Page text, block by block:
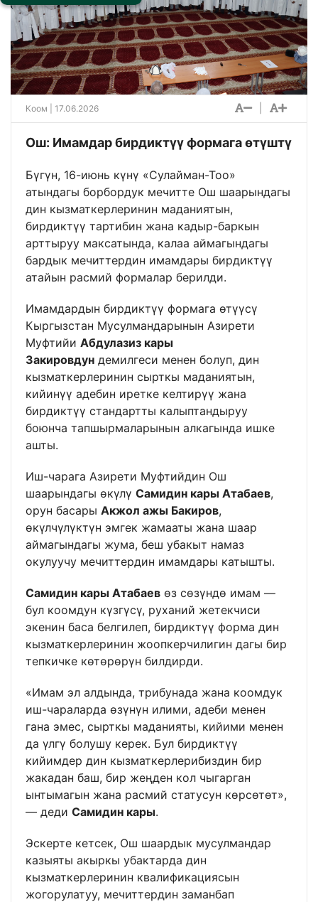
Коом | 17.06.2026
Ош: Имамдар бирдиктүү формага өтүштү
Бүгүн, 16-июнь күнү «Сулайман-Тоо»
атындагы борбордук мечитте Ош шаарындагы
дин кызматкерлеринин маданиятын,
бирдиктүү тартибин жана кадыр-баркын
арттыруу максатында, калаа аймагындагы
бардык мечиттердин имамдары бирдиктүү
атайын расмий формалар берилди.
Имамдардын бирдиктүү формага өтүүсү
Кыргызстан Мусулмандарынын Азирети
Муфтийи Абдулазиз кары
Закировдун демилгеси менен болуп, дин
кызматкерлеринин сырткы маданиятын,
кийинүү адебин иретке келтирүү жана
бирдиктүү стандартты калыптандыруу
боюнча тапшырмаларынын алкагында ишке
ашты.
Иш-чарага Азирети Муфтийдин Ош
шаарындагы өкүлү Самидин кары Атабаев,
орун басары Акжол ажы Бакиров,
өкүлчүлүктүн эмгек жамааты жана шаар
аймагындагы жума, беш убакыт намаз
окулуучу мечиттердин имамдары катышты.
Самидин кары Атабаев өз сөзүндө имам —
бул коомдун күзгүсү, руханий жетекчиси
экенин баса белгилеп, бирдиктүү форма дин
кызматкерлеринин жоопкерчилигин дагы бир
тепкичке көтөрөрүн билдирди.
«Имам эл алдында, трибунада жана коомдук
иш-чараларда өзүнүн илими, адеби менен
гана эмес, сырткы маданияты, кийими менен
да үлгү болушу керек. Бул бирдиктүү
кийимдер дин кызматкерлерибиздин бир
жакадан баш, бир жеңден кол чыгарган
ынтымагын жана расмий статусун көрсөтөт»,
— деди Самидин кары.
Эскерте кетсек, Ош шаардык мусулмандар
казыяты акыркы убактарда дин
кызматкерлеринин квалификациясын
жогорулатуу, мечиттердин заманбап